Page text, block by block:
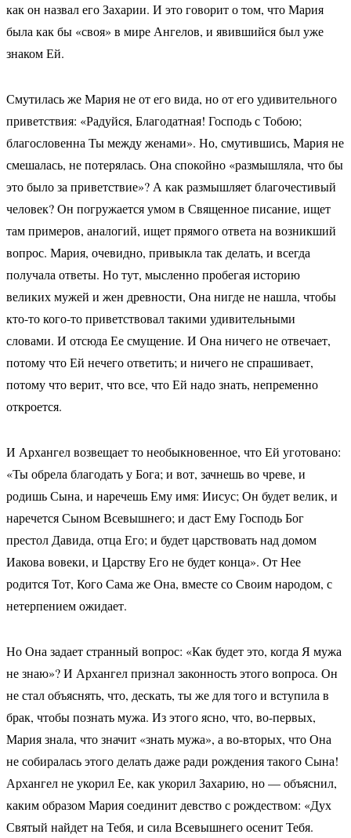
как он назвал его Захарии. И это говорит о том, что Мария
была как бы «своя» в мире Ангелов, и явившийся был уже
знаком Ей.
Смутилась же Мария не от его вида, но от его удивительного
приветствия: «Радуйся, Благодатная! Господь с Тобою;
благословенна Ты между женами». Но, смутившись, Мария не
смешалась, не потерялась. Она спокойно «размышляла, что бы
это было за приветствие»? А как размышляет благочестивый
человек? Он погружается умом в Священное писание, ищет
там примеров, аналогий, ищет прямого ответа на возникший
вопрос. Мария, очевидно, привыкла так делать, и всегда
получала ответы. Но тут, мысленно пробегая историю
великих мужей и жен древности, Она нигде не нашла, чтобы
кто-то кого-то приветствовал такими удивительными
словами. И отсюда Ее смущение. И Она ничего не отвечает,
потому что Ей нечего ответить; и ничего не спрашивает,
потому что верит, что все, что Ей надо знать, непременно
откроется.
И Архангел возвещает то необыкновенное, что Ей уготовано:
«Ты обрела благодать у Бога; и вот, зачнешь во чреве, и
родишь Сына, и наречешь Ему имя: Иисус; Он будет велик, и
наречется Сыном Всевышнего; и даст Ему Господь Бог
престол Давида, отца Его; и будет царствовать над домом
Иакова вовеки, и Царству Его не будет конца». От Нее
родится Тот, Кого Сама же Она, вместе со Своим народом, с
нетерпением ожидает.
Но Она задает странный вопрос: «Как будет это, когда Я мужа
не знаю»? И Архангел признал законность этого вопроса. Он
не стал объяснять, что, дескать, ты же для того и вступила в
брак, чтобы познать мужа. Из этого ясно, что, во-первых,
Мария знала, что значит «знать мужа», а во-вторых, что Она
не собиралась этого делать даже ради рождения такого Сына!
Архангел не укорил Ее, как укорил Захарию, но — объяснил,
каким образом Мария соединит девство с рождеством: «Дух
Святый найдет на Тебя, и сила Всевышнего осенит Тебя.